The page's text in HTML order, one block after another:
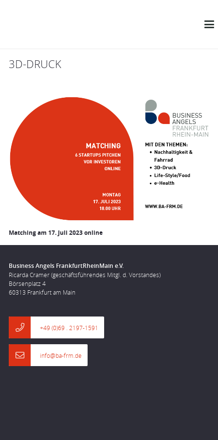
3D-DRUCK
Matching am 17. Juli 2023 online
Business Angels FrankfurtRheinMain e.V.
Ricarda Cramer (geschäftsführendes Mitgl. d. Vorstandes)
Börsenplatz 4
60313 Frankfurt am Main
+49 (0)69 . 2197-1591
info@ba-frm.de